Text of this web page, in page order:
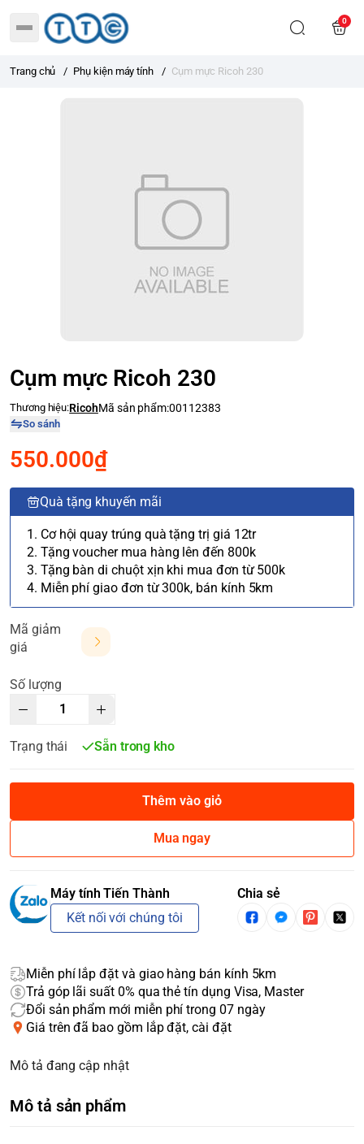
0
Trang chủ / Phụ kiện máy tính / Cụm mực Ricoh 230
Cụm mực Ricoh 230
Thương hiệu:RicohMã sản phẩm:00112383
So sánh
550.000₫
Quà tặng khuyến mãi
1. Cơ hội quay trúng quà tặng trị giá 12tr
2. Tặng voucher mua hàng lên đến 800k
3. Tặng bàn di chuột xịn khi mua đơn từ 500k
4. Miễn phí giao đơn từ 300k, bán kính 5km
Mã giảm
giá
Số lượng
Trạng thái Sẵn trong kho
Thêm vào giỏ
Mua ngay
Máy tính Tiến Thành
Kết nối với chúng tôi
Chia sẻ
Miễn phí lắp đặt và giao hàng bán kính 5km
Trả góp lãi suất 0% qua thẻ tín dụng Visa, Master
Đổi sản phẩm mới miễn phí trong 07 ngày
Giá trên đã bao gồm lắp đặt, cài đặt
Mô tả đang cập nhật
Mô tả sản phẩm